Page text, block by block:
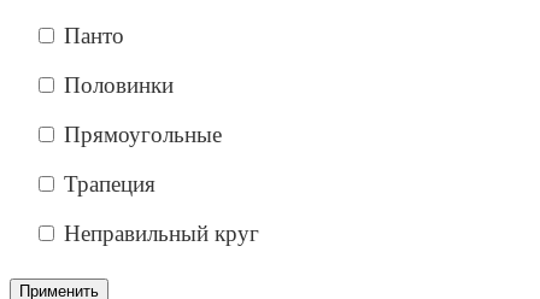
Панто
Половинки
Прямоугольные
Трапеция
Неправильный круг